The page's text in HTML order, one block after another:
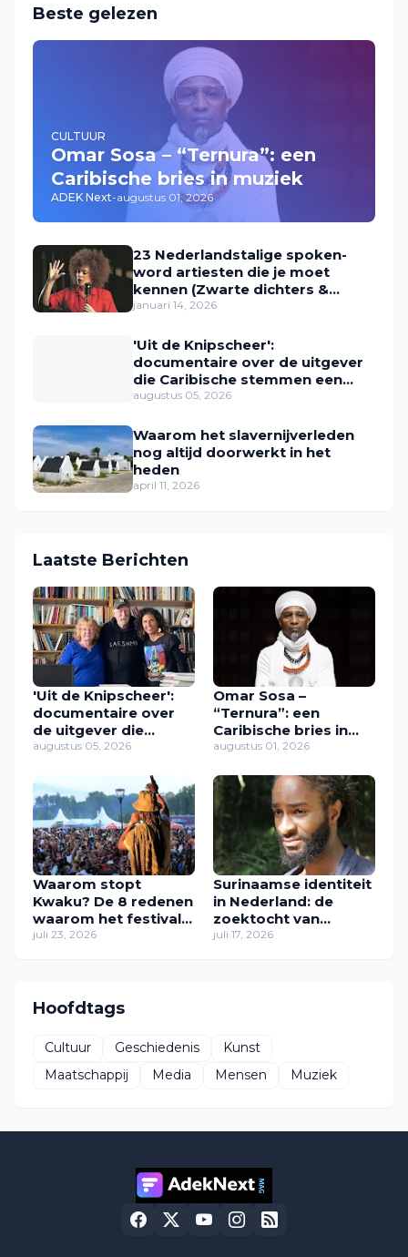
Beste gelezen
CULTUUR
Omar Sosa – “Ternura”: een
Caribische bries in muziek
ADEK Next-augustus 01, 2026
23 Nederlandstalige spoken-
word artiesten die je moet
kennen (Zwarte dichters &
performers in Nederland)
januari 14, 2026
'Uit de Knipscheer':
documentaire over de uitgever
die Caribische stemmen een
plek gaf
augustus 05, 2026
Waarom het slavernijverleden
nog altijd doorwerkt in het
heden
april 11, 2026
Laatste Berichten
'Uit de Knipscheer':
documentaire over
de uitgever die
Caribische stemmen
augustus 05, 2026
Omar Sosa –
“Ternura”: een
Caribische bries in
muziek
augustus 01, 2026
Waarom stopt
Kwaku? De 8 redenen
waarom het festival
in zijn huidige vorm
juli 23, 2026
Surinaamse identiteit
in Nederland: de
zoektocht van
Zawdie Sandvliet
juli 17, 2026
Hoofdtags
Cultuur Geschiedenis
Kunst
Maatschappij
Media Mensen Muziek